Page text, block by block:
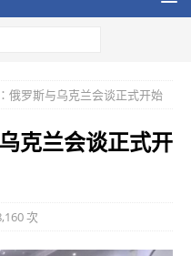
俄罗斯与乌克兰会谈正式开始
克兰会谈正式开
次